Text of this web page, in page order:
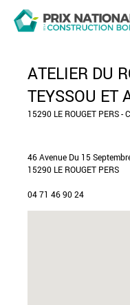
ATELIER DU
TEYSSOU ET
15290 LE ROUGET PERS
46 Avenue Du 15
15290 LE ROUGET PERS
04 71 46 90 24